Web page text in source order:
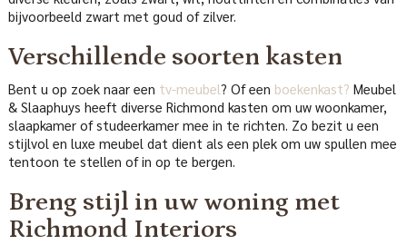
bijvoorbeeld zwart met goud of zilver.
Verschillende soorten kasten
Bent u op zoek naar een tv-meubel? Of een boekenkast? Meubel
& Slaaphuys heeft diverse Richmond kasten om uw woonkamer,
slaapkamer of studeerkamer mee in te richten. Zo bezit u een
stijlvol en luxe meubel dat dient als een plek om uw spullen mee
tentoon te stellen of in op te bergen.
Breng stijl in uw woning met
Richmond Interiors